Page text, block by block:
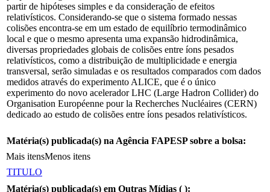
partir de hipóteses simples e da consideração de efeitos
relativísticos. Considerando-se que o sistema formado nessas
colisões encontra-se em um estado de equilíbrio termodinâmico
local e que o mesmo apresenta uma expansão hidrodinâmica,
diversas propriedades globais de colisões entre íons pesados
relativísticos, como a distribuição de multiplicidade e energia
transversal, serão simuladas e os resultados comparados com dados
medidos através do experimento ALICE, que é o único
experimento do novo acelerador LHC (Large Hadron Collider) do
Organisation Européenne pour la Recherches Nucléaires (CERN)
dedicado ao estudo de colisões entre íons pesados relativísticos.
Matéria(s) publicada(s) na Agência FAPESP sobre a bolsa:
Mais itensMenos itens
TITULO
Matéria(s) publicada(s) em Outras Mídias ( ):